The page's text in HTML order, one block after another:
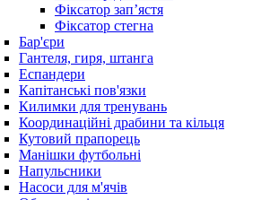
Фіксатор запʼястя
Фіксатор стегна
Бар'єри
Гантеля, гиря, штанга
Еспандери
Капітанські пов'язки
Килимки для тренувань
Координаційні драбини та кільця
Кутовий прапорець
Манішки футбольні
Напульсники
Насоси для м'ячів